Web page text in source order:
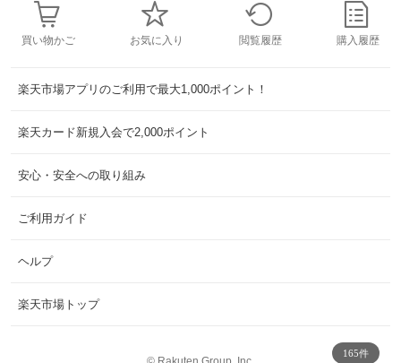
165件
買い物かご お気に入り 閲覧履歴 購入履歴
楽天市場アプリのご利用で最大1,000ポイント！
楽天カード新規入会で2,000ポイント
安心・安全への取り組み
ご利用ガイド
ヘルプ
楽天市場トップ